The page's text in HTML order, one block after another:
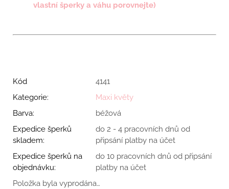
vlastní šperky a váhu porovnejte)
Kód
4141
Kategorie:
Maxi květy
Barva:
béžová
Expedice šperků
skladem:
do 2 - 4 pracovních dnů od
připsání platby na účet
Expedice šperků na
objednávku:
do 10 pracovních dnů od připsání
platby na účet
Položka byla vyprodána…